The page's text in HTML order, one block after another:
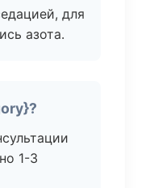
для
азота.
1-3